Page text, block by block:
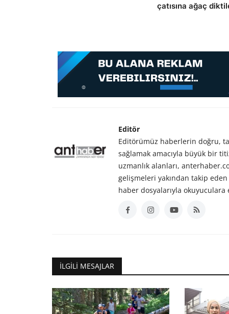
çatısına ağaç
Editör
Editörümüz haberlerin doğru,
sağlamak amacıyla büyük bir
uzmanlık alanları,
gelişmeleri yakından takip
haber dosyalarıyla
İLGILI MESAJLAR